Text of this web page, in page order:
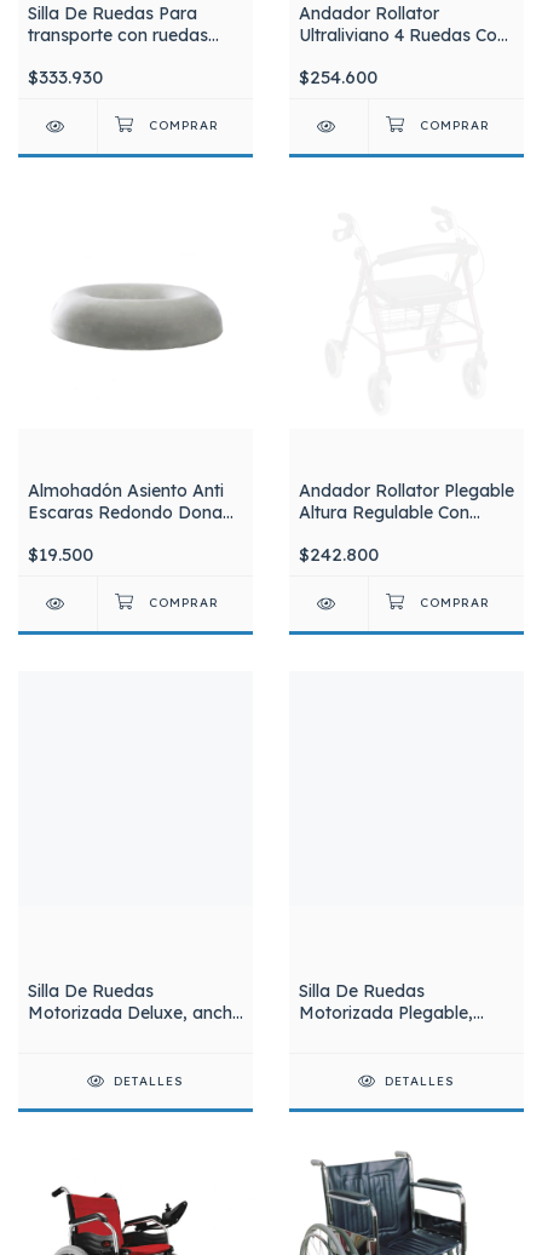
Silla De Ruedas Para
transporte con ruedas
frenos Silfab S3114 /46
$333.930
Andador Rollator
Ultraliviano 4 Ruedas Con
Porta Bastón Silfab
$254.600
Almohadón Asiento Anti
Escaras Redondo Dona
$19.500
Andador Rollator Plegable
Altura Regulable Con
Silfab A3019 Bordo
$242.800
Silla De Ruedas
Motorizada Deluxe, ancho
DETALLES
Silla De Ruedas
Motorizada Plegable,
DETALLES